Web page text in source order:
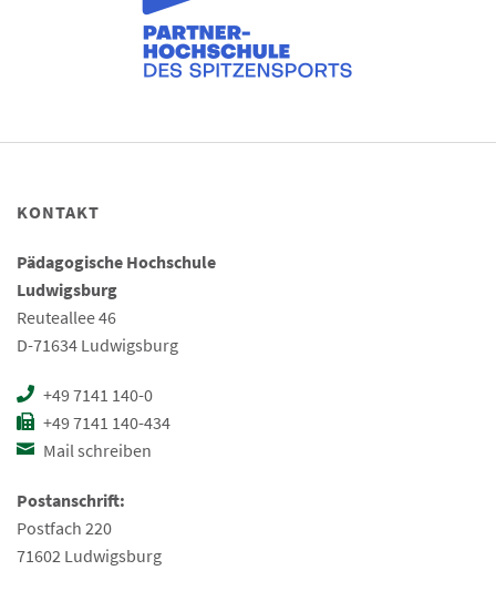
KONTAKT
Pädagogische Hochschule
Ludwigsburg
Reuteallee 46
D-71634 Ludwigsburg
+49 7141 140-0
+49 7141 140-434
Mail schreiben
Postanschrift:
Postfach 220
71602 Ludwigsburg